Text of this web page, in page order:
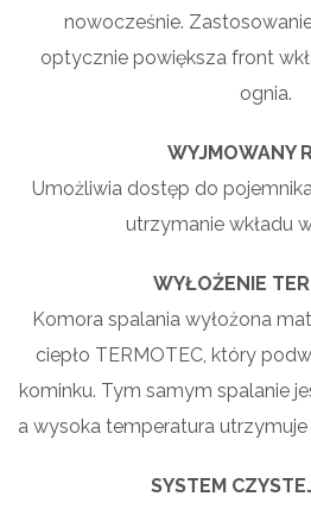
nowocześnie.
optycznie powiększa front
ognia.
WYJMOWANY
Umożliwia dostęp do
utrzymanie wkładu
WYŁOŻENIE
Komora spalania wyłożona
ciepło TERMOTEC, który
kominku. Tym samym spalanie
a wysoka temperatura utrzymuje
SYSTEM